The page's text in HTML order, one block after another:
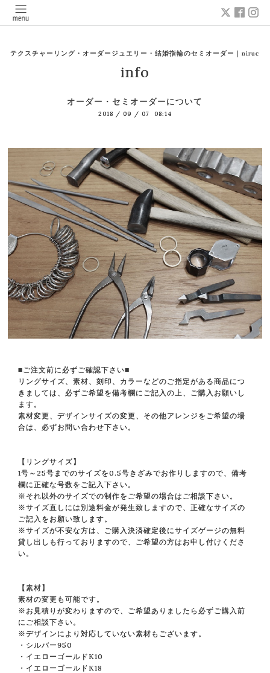
テクスチャーリング・オーダージュエリー・結婚指輪のセミオーダー｜niruc
info
オーダー・セミオーダーについて
2018 / 09 / 07 08:14
■ご注文前に必ずご確認下さい■
リングサイズ、素材、刻印、カラーなどのご指定がある商品につ
きましては、必ずご希望を備考欄にご記入の上、ご購入お願いし
ます。
素材変更、デザインサイズの変更、その他アレンジをご希望の場
合は、必ずお問い合わせ下さい。
【リングサイズ】
1号～25号までのサイズを0.5号きざみでお作りしますので、備考
欄に正確な号数をご記入下さい。
※それ以外のサイズでの制作をご希望の場合はご相談下さい。
※サイズ直しには別途料金が発生致しますので、正確なサイズの
ご記入をお願い致します。
※サイズが不安な方は、ご購入決済確定後にサイズゲージの無料
貸し出しも行っておりますので、ご希望の方はお申し付けくださ
い。
【素材】
素材の変更も可能です。
※お見積りが変わりますので、ご希望ありましたら必ずご購入前
にご相談下さい。
※デザインにより対応していない素材もございます。
・シルバー950
・イエローゴールドK10
・イエローゴールドK18